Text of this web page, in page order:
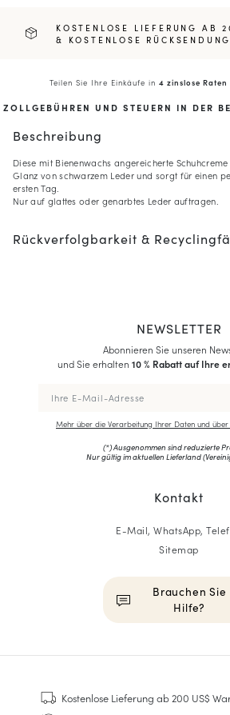
KOSTENLOSE LIEFERUNG AB
& KOSTENLOSE
Teilen Sie Ihre Einkäufe in 4 zinslose Raten
ZOLLGEBÜHREN UND STEUERN IN DER
Beschreibung
Diese mit Bienenwachs angereicherte
Glanz von schwarzem Leder und sorgt für einen
ersten Tag.
Nur auf glattes oder genarbtes Leder auftragen.
Rückverfolgbarkeit &
NEWSLETTER
Abonnieren Sie unseren
und Sie erhalten 10 % Rabatt auf Ihre
Mehr über die Verarbeitung Ihrer Daten und
(*) Ausgenommen sind reduzierte
Nur gültig im aktuellen Lieferland (
Kontakt
E-Mail, WhatsApp,
Sitemap
Brauchen Sie
Hilfe?
SneakersKostenlose Lieferung ab 200 US$